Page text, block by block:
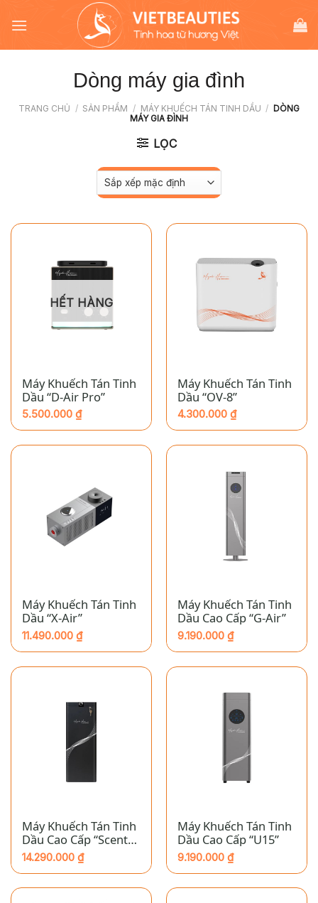
đến
Dòng máy gia đình
TRANG CHỦ / SẢN PHẨM / MÁY KHUẾCH TÁN TINH DẦU / DÒNG
MÁY GIA ĐÌNH
LỌC
HẾT HÀNG
Máy Khuếch Tán Tinh
Dầu “D-Air Pro”
5.500.000 ₫
Máy Khuếch Tán Tinh
Dầu “OV-8”
4.300.000 ₫
Máy Khuếch Tán Tinh
Dầu “X-Air”
11.490.000 ₫
Máy Khuếch Tán Tinh
Dầu Cao Cấp “G-Air”
9.190.000 ₫
Máy Khuếch Tán Tinh
Dầu Cao Cấp “Scent
Station”
14.290.000 ₫
Máy Khuếch Tán Tinh
Dầu Cao Cấp “U15”
9.190.000 ₫